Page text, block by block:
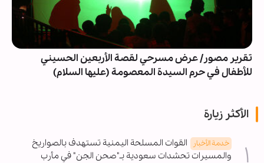
تقرير مصور/ عرض مسرحي لقصة الأربعين الحسيني
للأطفال في حرم السيدة المعصومة (عليها السلام)
الأكثر زيارة
خدمة الأخبار
القوات المسلحة اليمنية تستهدف بالصواريخ
والمسيرات تحشدات سعودية بـ"صحن الجن" في مأرب